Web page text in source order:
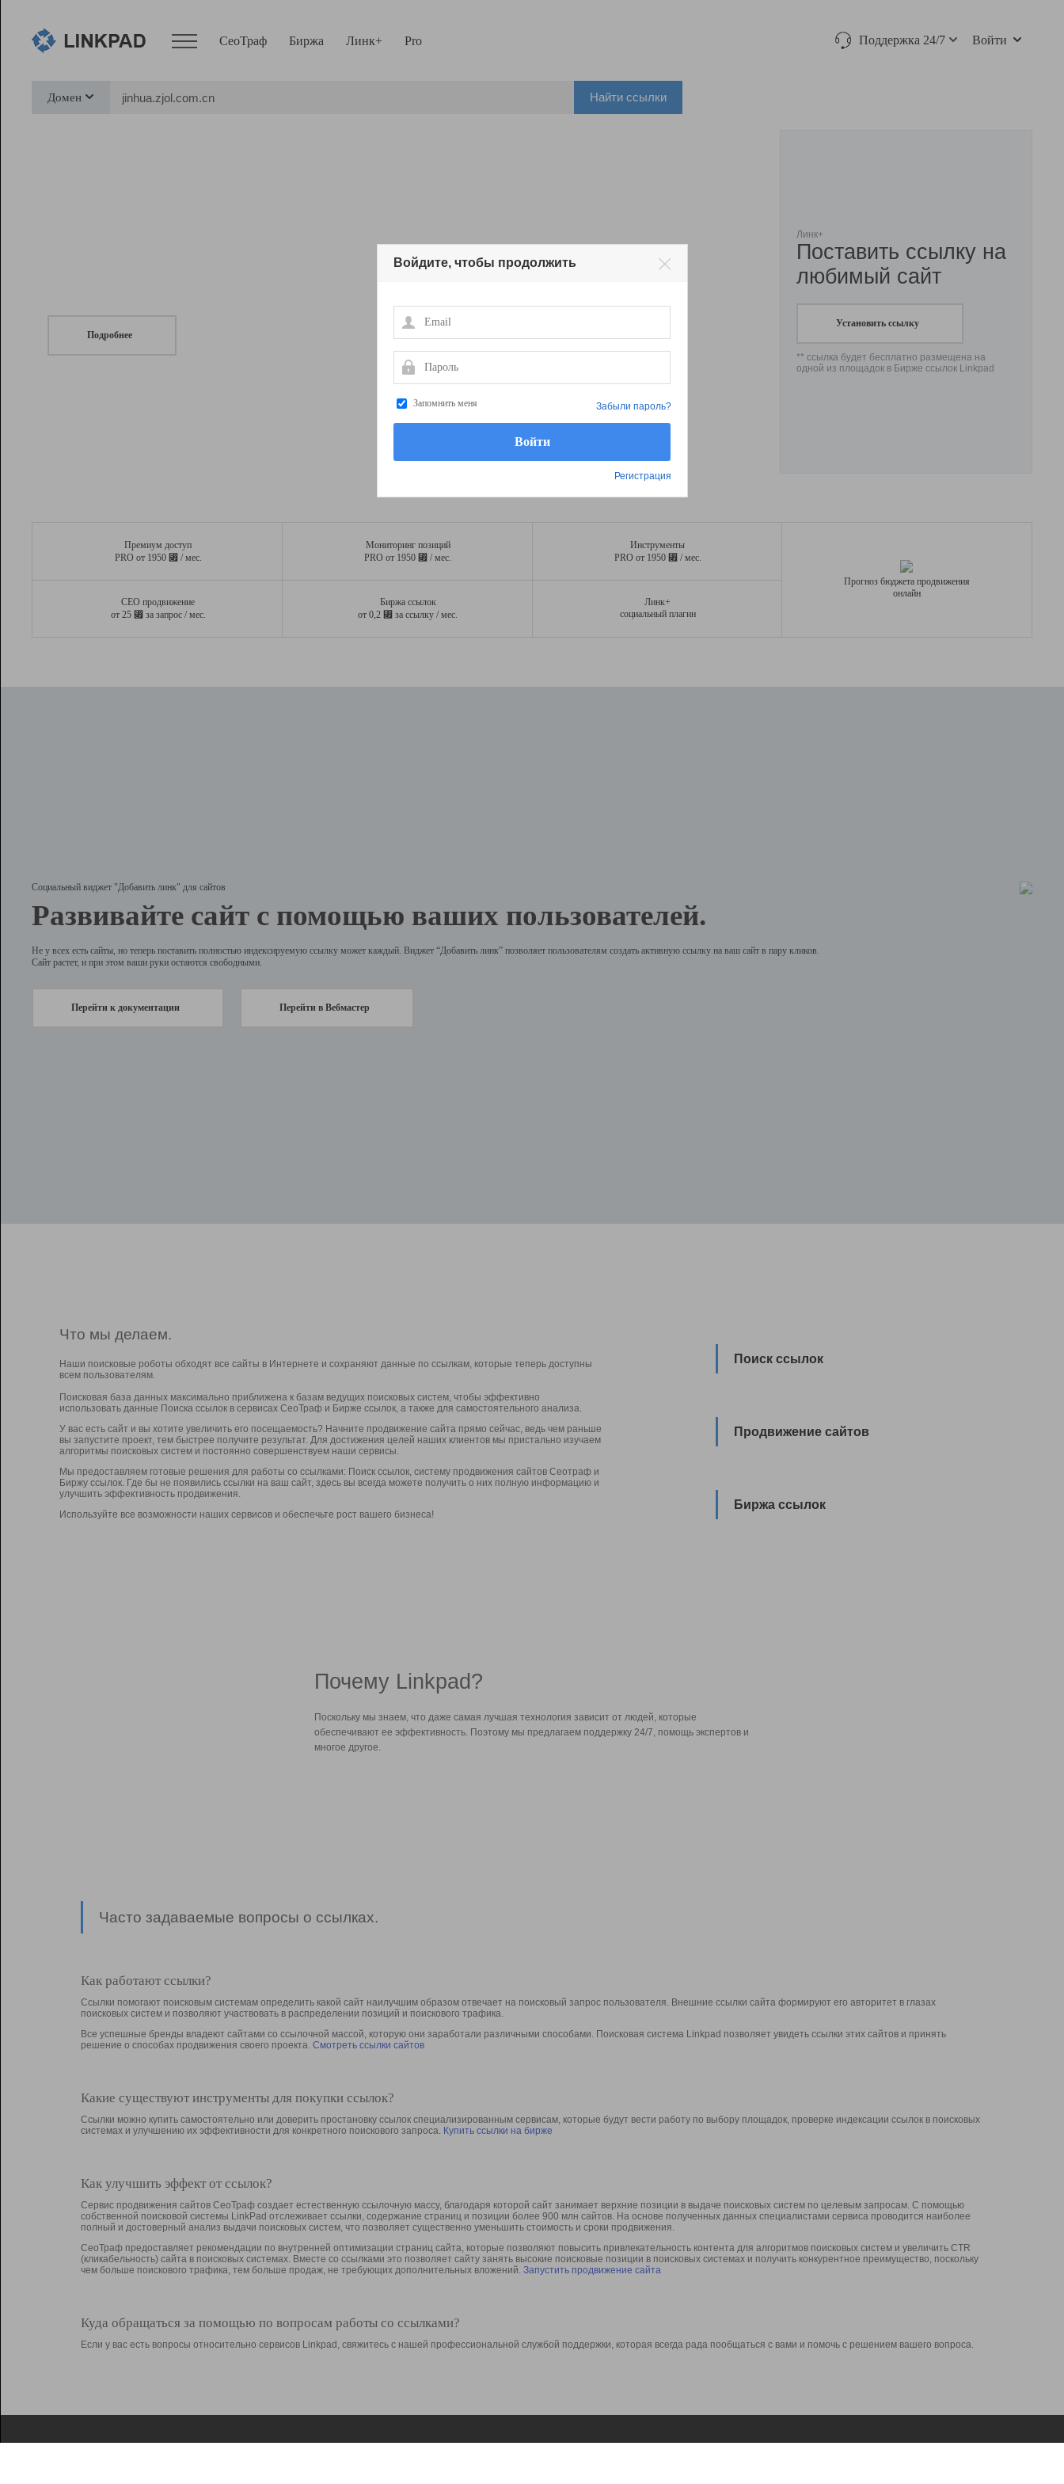
СеоТраф Биржа Линк+ Pro Поддержка 24/7 Войти
Домен Найти ссылки
Подробнее
Линк+
Поставить ссылку на
любимый сайт
Установить ссылку
** ссылка будет бесплатно размещена на
одной из площадок в Бирже ссылок Linkpad
Премиум доступ
PRO от 1950 ⃏ / мес.
Мониторинг позиций
PRO от 1950 ⃏ / мес.
Инструменты
PRO от 1950 ⃏ / мес.
СЕО продвижение
от 25 ⃏ за запрос / мес.
Биржа ссылок
от 0,2 ⃏ за ссылку / мес.
Линк+
социальный плагин
Прогноз бюджета продвижения
онлайн
Социальный виджет "Добавить линк" для сайтов
Развивайте сайт с помощью ваших пользователей.
Не у всех есть сайты, но теперь поставить полностью индексируемую ссылку может каждый. Виджет “Добавить линк” позволяет пользователям создать активную ссылку на ваш сайт в пару кликов.
Сайт растет, и при этом ваши руки остаются свободными.
Перейти к документации Перейти в Вебмастер
Что мы делаем.
Наши поисковые роботы обходят все сайты в Интернете и сохраняют данные по ссылкам, которые теперь доступны
всем пользователям.
Поисковая база данных максимально приближена к базам ведущих поисковых систем, чтобы эффективно
использовать данные Поиска ссылок в сервисах СеоТраф и Бирже ссылок, а также для самостоятельного анализа.
У вас есть сайт и вы хотите увеличить его посещаемость? Начните продвижение сайта прямо сейчас, ведь чем раньше
вы запустите проект, тем быстрее получите результат. Для достижения целей наших клиентов мы пристально изучаем
алгоритмы поисковых систем и постоянно совершенствуем наши сервисы.
Мы предоставляем готовые решения для работы со ссылками: Поиск ссылок, систему продвижения сайтов Сеотраф и
Биржу ссылок. Где бы не появились ссылки на ваш сайт, здесь вы всегда можете получить о них полную информацию и
улучшить эффективность продвижения.
Используйте все возможности наших сервисов и обеспечьте рост вашего бизнеса!
Поиск ссылок
Продвижение сайтов
Биржа ссылок
Почему Linkpad?
Поскольку мы знаем, что даже самая лучшая технология зависит от людей, которые
обеспечивают ее эффективность. Поэтому мы предлагаем поддержку 24/7, помощь экспертов и
многое другое.
Часто задаваемые вопросы о ссылках.
Как работают ссылки?
Ссылки помогают поисковым системам определить какой сайт наилучшим образом отвечает на поисковый запрос пользователя. Внешние ссылки сайта формируют его авторитет в глазах
поисковых систем и позволяют участвовать в раcпределении позиций и поискового трафика.
Все успешные бренды владеют сайтами со ссылочной массой, которую они заработали различными способами. Поисковая система Linkpad позволяет увидеть ссылки этих сайтов и принять
решение о способах продвижения своего проекта. Смотреть ссылки сайтов
Какие существуют инструменты для покупки ссылок?
Ссылки можно купить самостоятельно или доверить простановку ссылок специализированным сервисам, которые будут вести работу по выбору площадок, проверке индексации ссылок в поисковых
системах и улучшению их эффективности для конкретного поискового запроса. Купить ссылки на бирже
Как улучшить эффект от ссылок?
Сервис продвижения сайтов СеоТраф создает естественную ссылочную массу, благодаря которой сайт занимает верхние позиции в выдаче поисковых систем по целевым запросам. С помощью
собственной поисковой системы LinkPad отслеживает ссылки, содержание страниц и позиции более 900 млн сайтов. На основе полученных данных специалистами сервиса проводится наиболее
полный и достоверный анализ выдачи поисковых систем, что позволяет существенно уменьшить стоимость и сроки продвижения.
СеоТраф предоставляет рекомендации по внутренней оптимизации страниц сайта, которые позволяют повысить привлекательность контента для алгоритмов поисковых систем и увеличить CTR
(кликабельность) сайта в поисковых системах. Вместе со ссылками это позволяет сайту занять высокие поисковые позиции в поисковых системах и получить конкурентное преимущество, поскольку
чем больше поискового трафика, тем больше продаж, не требующих дополнительных вложений. Запустить продвижение сайта
Куда обращаться за помощью по вопросам работы со ссылками?
Если у вас есть вопросы относительно сервисов Linkpad, свяжитесь с нашей профессиональной службой поддержки, которая всегда рада пообщаться с вами и помочь с решением вашего вопроса.
Войдите, чтобы продолжить
Email
Пароль
Запомнить меня
Регистрация
Забыли пароль?